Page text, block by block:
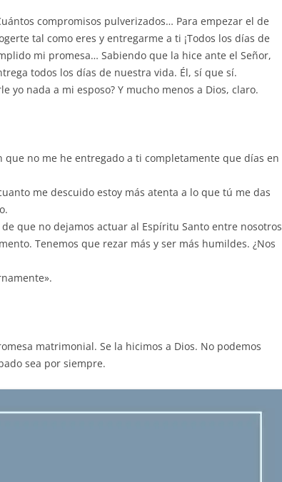
compromisos pulverizados… Para empezar el de
tal como eres y entregarme a ti ¡Todos los días de
mi promesa… Sabiendo que la hice ante el Señor,
todos los días de nuestra vida. Él, sí que sí.
yo nada a mi esposo? Y mucho menos a Dios, claro.
que no me he entregado a ti completamente que días en
me descuido estoy más atenta a lo que tú me das
que no dejamos actuar al Espíritu Santo entre nosotros
Tenemos que rezar más y ser más humildes. ¿Nos
matrimonial. Se la hicimos a Dios. No podemos
sea por siempre.